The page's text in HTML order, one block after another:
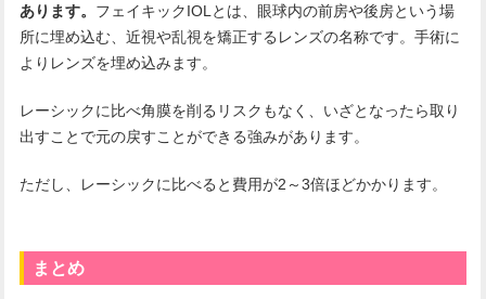
あります。 フェイキックIOLとは、眼球内の前房や後房という場
所に埋め込む、近視や乱視を矯正するレンズの名称です。手術に
よりレンズを埋め込みます。
レーシックに比べ角膜を削るリスクもなく、いざとなったら取り
出すことで元の戻すことができる強みがあります。
ただし、レーシックに比べると費用が2～3倍ほどかかります。
まとめ